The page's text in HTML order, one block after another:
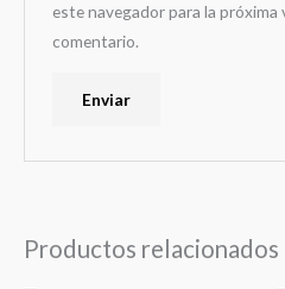
este navegador para la próxima
comentario.
Productos relacionados